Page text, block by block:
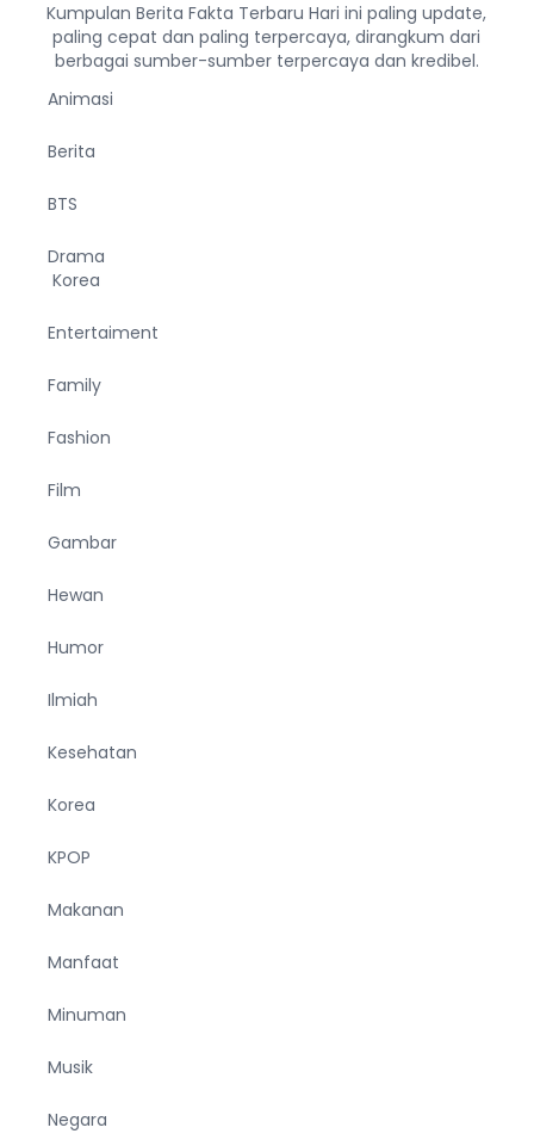
Kumpulan Berita Fakta Terbaru Hari ini paling update,
paling cepat dan paling terpercaya, dirangkum dari
berbagai sumber-sumber terpercaya dan kredibel.
Animasi
Berita
BTS
Drama
Korea
Entertaiment
Family
Fashion
Film
Gambar
Hewan
Humor
Ilmiah
Kesehatan
Korea
KPOP
Makanan
Manfaat
Minuman
Musik
Negara